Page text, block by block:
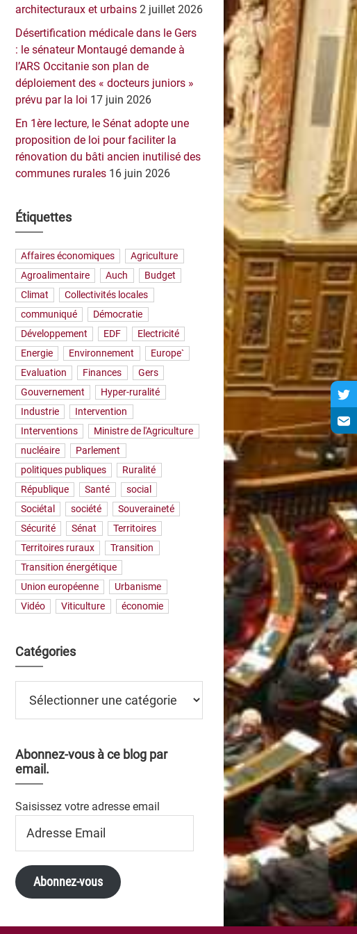
architecturaux et urbains 2 juillet 2026
Désertification médicale dans le Gers
: le sénateur Montaugé demande à
l’ARS Occitanie son plan de
déploiement des « docteurs juniors »
prévu par la loi 17 juin 2026
En 1ère lecture, le Sénat adopte une
proposition de loi pour faciliter la
rénovation du bâti ancien inutilisé des
communes rurales 16 juin 2026
Étiquettes
Affaires économiques
Agriculture
Agroalimentaire
Auch
Budget
Climat
Collectivités locales
communiqué
Démocratie
Développement
EDF
Electricité
Energie
Environnement
Europe`
Evaluation
Finances
Gers
Gouvernement
Hyper-ruralité
Industrie
Intervention
Interventions
Ministre de l'Agriculture
nucléaire
Parlement
politiques publiques
Ruralité
République
Santé
social
Sociétal
société
Souveraineté
Sécurité
Sénat
Territoires
Territoires ruraux
Transition
Transition énergétique
Union européenne
Urbanisme
Vidéo
Viticulture économie
Catégories
Abonnez-vous à ce blog par
email.
Saisissez votre adresse email
Email
Abonnez-vous